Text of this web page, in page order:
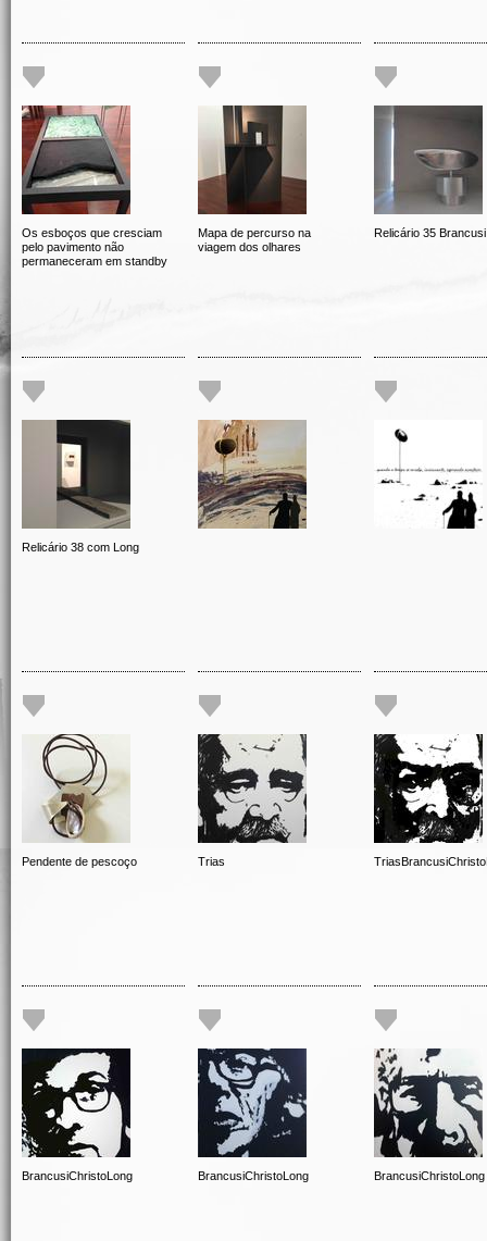
Os esboços que cresciam
pelo pavimento não
permaneceram em standby
Mapa de percurso na
viagem dos olhares
Relicário 35 Brancusi
Relicário 38 com Long
Pendente de pescoço Trias
BrancusiChristoLong BrancusiChristoLong BrancusiChristoLong